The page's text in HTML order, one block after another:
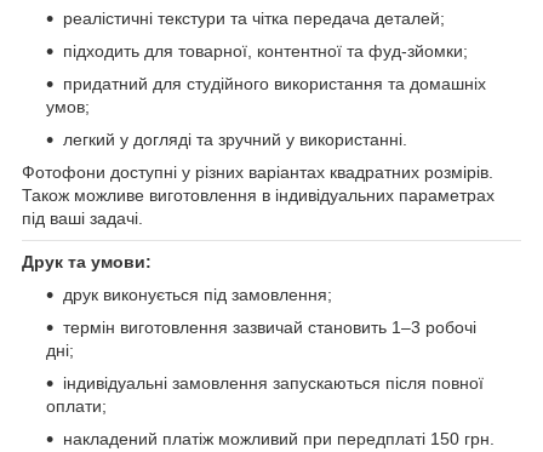
реалістичні текстури та чітка передача деталей;
підходить для товарної, контентної та фуд-зйомки;
придатний для студійного використання та домашніх
умов;
легкий у догляді та зручний у використанні.
Фотофони доступні у різних варіантах квадратних розмірів.
Також можливе виготовлення в індивідуальних параметрах
під ваші задачі.
Друк та умови:
друк виконується під замовлення;
термін виготовлення зазвичай становить 1–3 робочі
дні;
індивідуальні замовлення запускаються після повної
оплати;
накладений платіж можливий при передплаті 150 грн.